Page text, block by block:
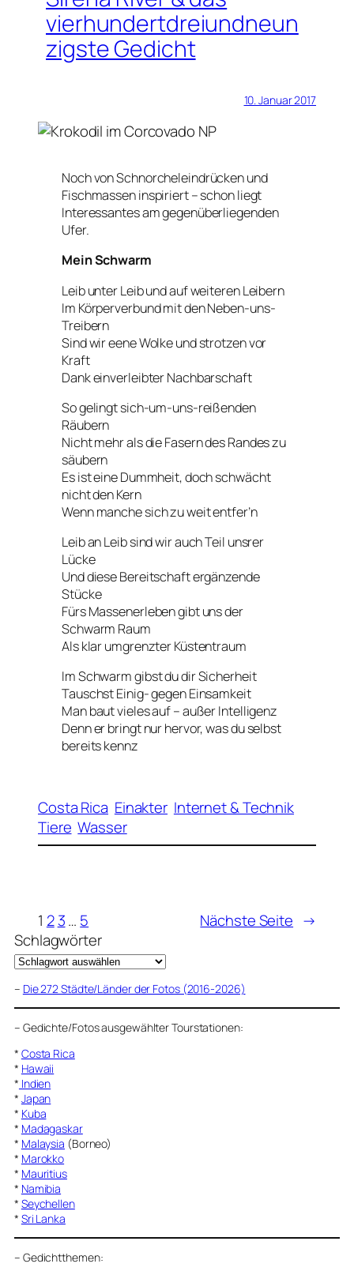
vierhundertdreiundneun
zigste Gedicht
10. Januar 2017
Noch von Schnorcheleindrücken und
Fischmassen inspiriert – schon liegt
Interessantes am gegenüberliegenden
Ufer.
Mein Schwarm
Leib unter Leib und auf weiteren Leibern
Im Körperverbund mit den Neben-uns-
Treibern
Sind wir eene Wolke und strotzen vor
Kraft
Dank einverleibter Nachbarschaft
So gelingt sich-um-uns-reißenden
Räubern
Nicht mehr als die Fasern des Randes zu
säubern
Es ist eine Dummheit, doch schwächt
nicht den Kern
Wenn manche sich zu weit entfer’n
Leib an Leib sind wir auch Teil unsrer
Lücke
Und diese Bereitschaft ergänzende
Stücke
Fürs Massenerleben gibt uns der
Schwarm Raum
Als klar umgrenzter Küstentraum
Im Schwarm gibst du dir Sicherheit
Tauschst Einig- gegen Einsamkeit
Man baut vieles auf – außer Intelligenz
Denn er bringt nur hervor, was du selbst
bereits kennz
Costa Rica Einakter Internet & Technik
Tiere Wasser
1 2 3… 5 Nächste Seite →
Schlagwörter
– Die 272 Städte/Länder der Fotos (2016-2026)
– Gedichte/Fotos ausgewählter Tourstationen:
* Costa Rica
* Hawaii
* Indien
* Japan
* Kuba
* Madagaskar
* Malaysia (Borneo)
* Marokko
* Mauritius
* Namibia
* Seychellen
* Sri Lanka
– Gedichtthemen: